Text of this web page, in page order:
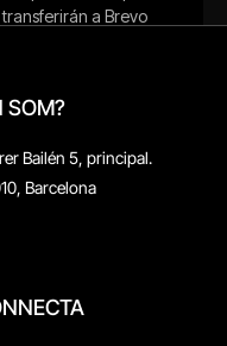
SOM?
Bailén 5, principal.
Barcelona